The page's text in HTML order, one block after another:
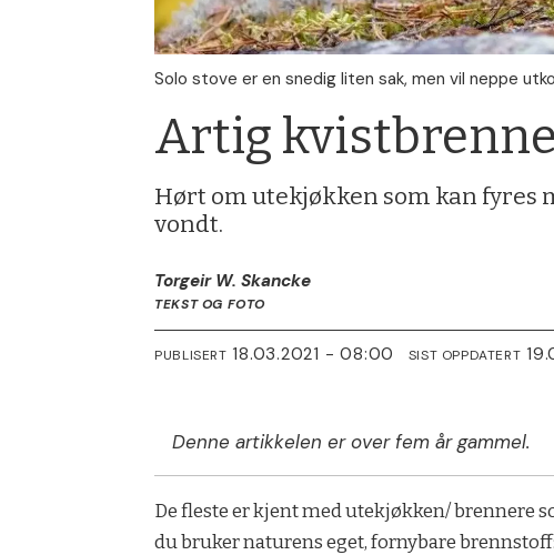
Solo stove er en snedig liten sak, men vil neppe
Artig
Hørt om utekjøkken som kan fyres
vondt.
Torgeir W. Skancke
TEKST OG FOTO
PUBLISERT 18.03.2021 - 08:00 SIST OPPDATERT
Denne artikkelen er over fem år gammel.
De fleste er kjent med utekjøkken/ brennere
du bruker naturens eget, fornybare